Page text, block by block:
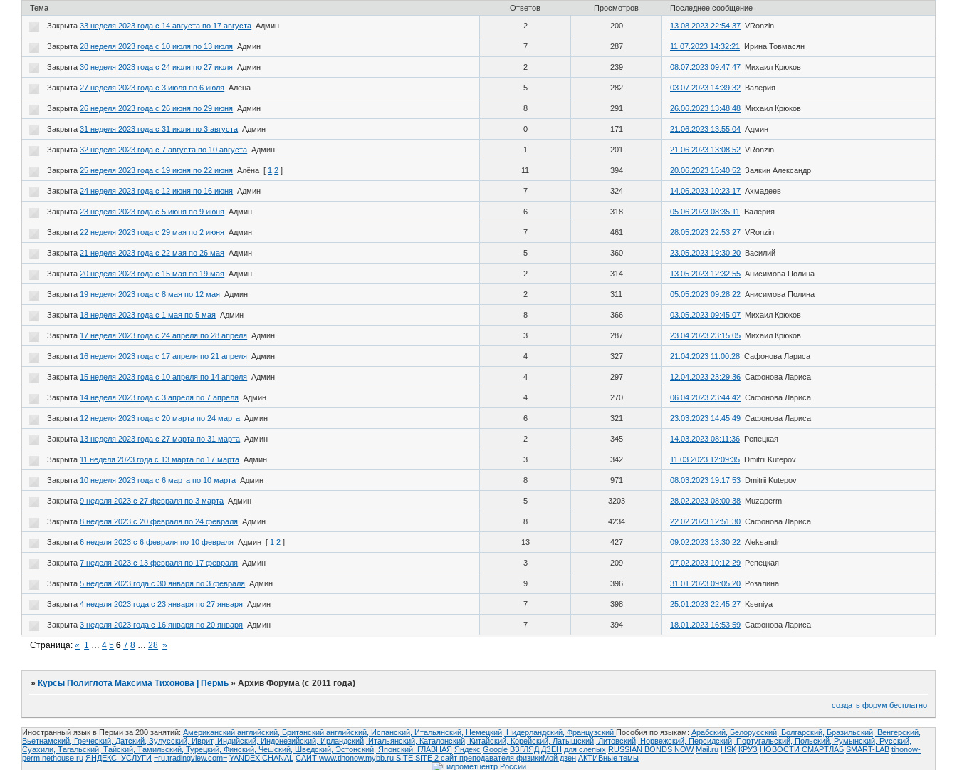
Тема Ответов Просмотров Последнее сообщение
Закрыта33 неделя 2023 года с 14 августа по 17 августа Админ 2 200 13.08.2023 22:54:37 VRonzin
Закрыта28 неделя 2023 года с 10 июля по 13 июля Админ 7 287 11.07.2023 14:32:21 Ирина Товмасян
Закрыта30 неделя 2023 года с 24 июля по 27 июля Админ 2 239 08.07.2023 09:47:47 Михаил Крюков
Закрыта27 неделя 2023 года с 3 июля по 6 июля Алёна 5 282 03.07.2023 14:39:32 Валерия
Закрыта26 неделя 2023 года с 26 июня по 29 июня Админ 8 291 26.06.2023 13:48:48 Михаил Крюков
Закрыта31 неделя 2023 года с 31 июля по 3 августа Админ 0 171 21.06.2023 13:55:04 Админ
Закрыта32 неделя 2023 года с 7 августа по 10 августа Админ 1 201 21.06.2023 13:08:52 VRonzin
Закрыта25 неделя 2023 года с 19 июня по 22 июня Алёна [ 1 2 ] 11 394 20.06.2023 15:40:52 Заякин Александр
Закрыта24 неделя 2023 года с 12 июня по 16 июня Админ 7 324 14.06.2023 10:23:17 Ахмадеев
Закрыта23 неделя 2023 года с 5 июня по 9 июня Админ 6 318 05.06.2023 08:35:11 Валерия
Закрыта22 неделя 2023 года с 29 мая по 2 июня Админ 7 461 28.05.2023 22:53:27 VRonzin
Закрыта21 неделя 2023 года с 22 мая по 26 мая Админ 5 360 23.05.2023 19:30:20 Василий
Закрыта20 неделя 2023 года с 15 мая по 19 мая Админ 2 314 13.05.2023 12:32:55 Анисимова Полина
Закрыта 19 неделя 2023 года с 8 мая по 12 мая Админ 2 311 05.05.2023 09:28:22 Анисимова Полина
Закрыта 18 неделя 2023 года с 1 мая по 5 мая Админ 8 366 03.05.2023 09:45:07 Михаил Крюков
Закрыта 17 неделя 2023 года с 24 апреля по 28 апреля Админ 3 287 23.04.2023 23:15:05 Михаил Крюков
Закрыта 16 неделя 2023 года с 17 апреля по 21 апреля Админ 4 327 21.04.2023 11:00:28 Сафонова Лариса
Закрыта 15 неделя 2023 года с 10 апреля по 14 апреля Админ 4 297 12.04.2023 23:29:36 Сафонова Лариса
Закрыта 14 неделя 2023 года с 3 апреля по 7 апреля Админ 4 270 06.04.2023 23:44:42 Сафонова Лариса
Закрыта 12 неделя 2023 года с 20 марта по 24 марта Админ 6 321 23.03.2023 14:45:49 Сафонова Лариса
Закрыта 13 неделя 2023 года с 27 марта по 31 марта Админ 2 345 14.03.2023 08:11:36 Репецкая
Закрыта 11 неделя 2023 года с 13 марта по 17 марта Админ 3 342 11.03.2023 12:09:35 Dmitrii Kutepov
Закрыта 10 неделя 2023 года с 6 марта по 10 марта Админ 8 971 08.03.2023 19:17:53 Dmitrii Kutepov
Закрыта9 неделя 2023 с 27 февраля по 3 марта Админ 5 3203 28.02.2023 08:00:38 Muzaperm
Закрыта8 неделя 2023 с 20 февраля по 24 февраля Админ 8 4234 22.02.2023 12:51:30 Сафонова Лариса
Закрыта6 неделя 2023 с 6 февраля по 10 февраля Админ [ 1 2 ] 13 427 09.02.2023 13:30:22 Aleksandr
Закрыта7 неделя 2023 с 13 февраля по 17 февраля Админ 3 209 07.02.2023 10:12:29 Репецкая
Закрыта5 неделя 2023 года с 30 января по 3 февраля Админ 9 396 31.01.2023 09:05:20 Розалина
Закрыта4 неделя 2023 года с 23 января по 27 января Админ 7 398 25.01.2023 22:45:27 Kseniya
Закрыта3 неделя 2023 года с 16 января по 20 января Админ 7 394 18.01.2023 16:53:59 Сафонова Лариса
Страница:« 1 … 4 5 6 7 8 … 28 »
»Курсы Полиглота Максима Тихонова | Пермь »Архив Форума (с 2011 года)
создать форум бесплатно
Иностранный язык в Перми за 200 занятий: Американский английский, Британский английский, Испанский, Итальянский, Немецкий, Нидерландский, Французский Пособия по языкам: Арабский, Белорусский, Болгарский, Бразильский, Венгерский,
Вьетнамский, Греческий, Датский, Зулусский, Иврит, Индийский, Индонезийский, Ирландский, Итальянский, Каталонский, Китайский, Корейский, Латышский, Литовский, Норвежский, Персидский, Португальский, Польский, Румынский, Русский,
Суахили, Тагальский, Тайский, Тамильский, Турецкий, Финский, Чешский, Шведский, Эстонский, Японский. ГЛАВНАЯ Яндекс Google ВЗГЛЯД ДЗЕН для слепых RUSSIAN BONDS NOW Mail.ru HSK КРУЗ НОВОСТИ СМАРТЛАБ SMART-LAB tihonow-
perm.nethouse.ru ЯНДЕКС_УСЛУГИ =ru.tradingview.com= YANDEX CHANAL САЙТ www.tihonow.mybb.ru SITE SITE 2 сайт преподавателя физикиМой дзен АКТИВные темы